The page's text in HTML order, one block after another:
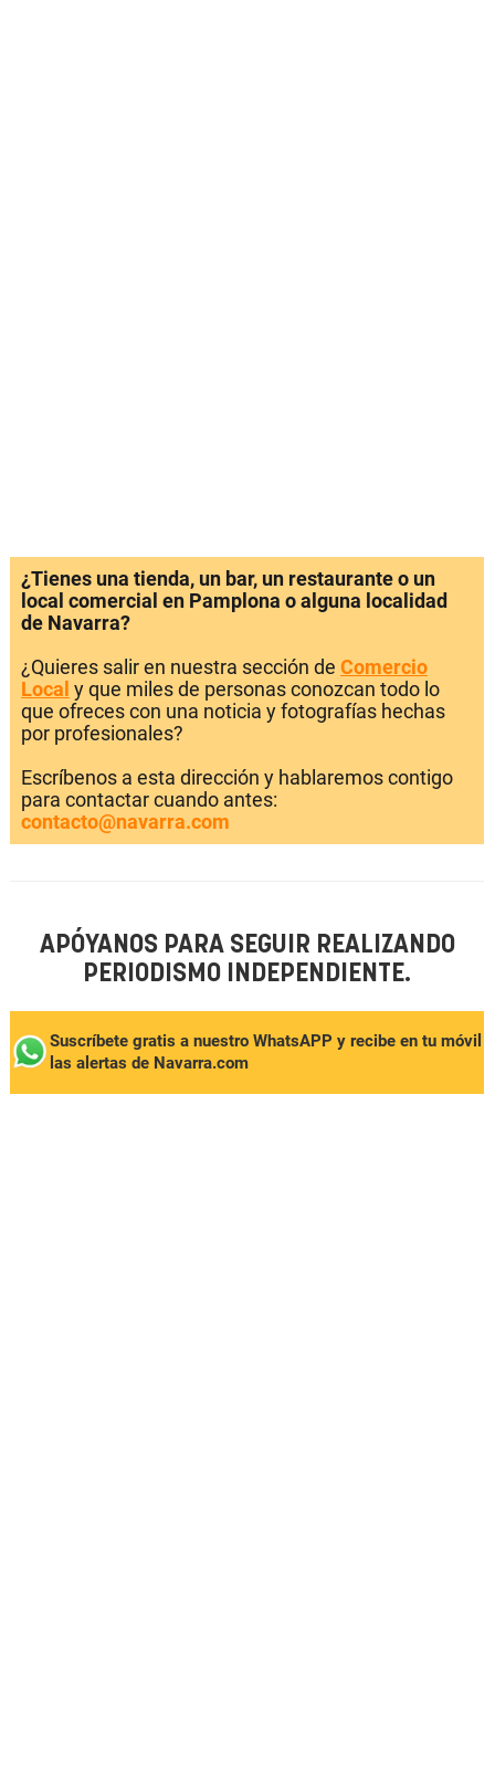
¿Tienes una tienda, un bar, un restaurante o un
local comercial en Pamplona o alguna localidad
de Navarra?
¿Quieres salir en nuestra sección de Comercio
Local y que miles de personas conozcan todo lo
que ofreces con una noticia y fotografías hechas
por profesionales?
Escríbenos a esta dirección y hablaremos contigo
para contactar cuando antes:
contacto@navarra.com
APÓYANOS PARA SEGUIR REALIZANDO
PERIODISMO INDEPENDIENTE.
Suscríbete gratis a nuestro WhatsAPP y recibe en tu móvil
las alertas de Navarra.com